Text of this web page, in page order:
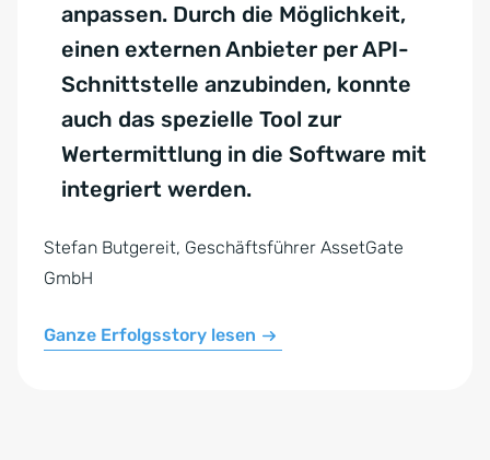
anpassen. Durch die Möglichkeit,
einen externen Anbieter per API-
Schnittstelle anzubinden, konnte
auch das spezielle Tool zur
Wertermittlung in die Software mit
integriert werden.
Stefan Butgereit, Geschäftsführer AssetGate
GmbH
Ganze Erfolgsstory lesen